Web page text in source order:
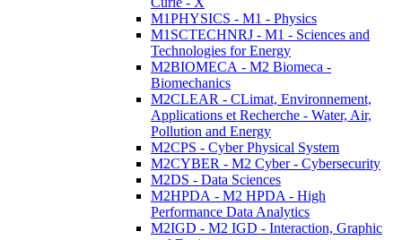
M1PHYSICS - M1 - Physics
M1SCTECHNRJ - M1 - Sciences and
Technologies for Energy
M2BIOMECA - M2 Biomeca -
Biomechanics
M2CLEAR - CLimat, Environnement,
Applications et Recherche - Water, Air,
Pollution and Energy
M2CPS - Cyber Physical System
M2CYBER - M2 Cyber - Cybersecurity
M2DS - Data Sciences
M2HPDA - M2 HPDA - High
Performance Data Analytics
M2IGD - M2 IGD - Interaction, Graphic